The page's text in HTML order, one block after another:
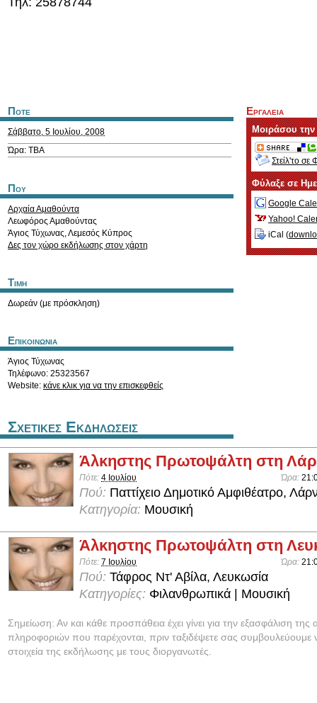
Ποτε
Σάββατο, 5 Ιουλίου, 2008
Ώρα: TBA
Που
Αρχαία Αμαθούντα
Λεωφόρος Αμαθούντας
Άγιος Τύχωνας,Λεμεσός Κύπρος
Δες τον χώρο εκδήλωσης στον χάρτη
Τιμη
Δωρεάν (με πρόσκληση)
Επικοινωνια
Άγιος Τύχωνας
Τηλέφωνο: 25323567
Website: κάνε κλικ για να την επισκεφθείς
Εργαλεια
Μοιράσου
Στείλ'το σε
Φύλαξε σε
Google
Yahoo!
iCal (
Σχετικες Εκδηλωσεις
Άλκηστης Πρωτοψάλτη στη
Πότε: 4 Ιουλίου Ώρα:
Πού: Παττίχειο Δημοτικό Αμφιθέατρο,
Κατηγορία: Μουσική
Άλκηστης Πρωτοψάλτη στη
Πότε: 7 Ιουλίου Ώρα:
Πού: Τάφρος Ντ' Αβίλα, Λευκωσία
Κατηγορίες: Φιλανθρωπικά | Μουσική
Σημείωση: Αν και κάθε προσπάθεια έχει γίνει για την εξασφάλιση της
πληροφοριών που παρέχονται, πριν ταξιδέψετε σας συμβουλεύουμε
στοιχεία της εκδήλωσης με τους διοργανωτές.